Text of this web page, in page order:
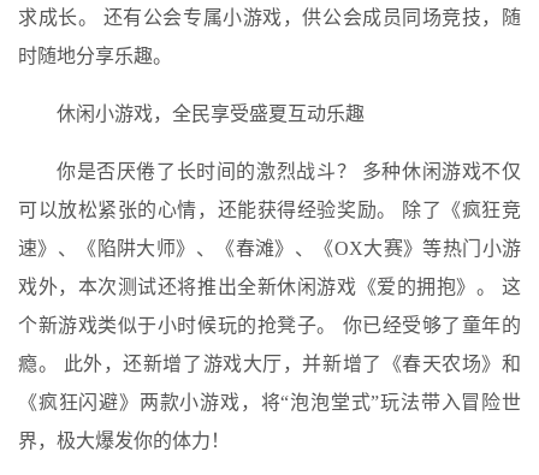
求成长。 还有公会专属小游戏，供公会成员同场竞技，随
时随地分享乐趣。
休闲小游戏，全民享受盛夏互动乐趣
你是否厌倦了长时间的激烈战斗？ 多种休闲游戏不仅
可以放松紧张的心情，还能获得经验奖励。 除了《疯狂竞
速》、《陷阱大师》、《春滩》、《OX大赛》等热门小游
戏外，本次测试还将推出全新休闲游戏《爱的拥抱》。 这
个新游戏类似于小时候玩的抢凳子。 你已经受够了童年的
瘾。 此外，还新增了游戏大厅，并新增了《春天农场》和
《疯狂闪避》两款小游戏，将“泡泡堂式”玩法带入冒险世
界，极大爆发你的体力！